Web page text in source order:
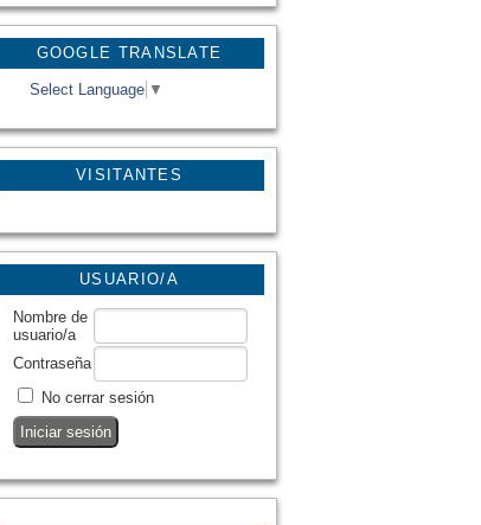
GOOGLE TRANSLATE
Select Language ▼
VISITANTES
USUARIO/A
Nombre de
usuario/a
Contraseña
No cerrar sesión